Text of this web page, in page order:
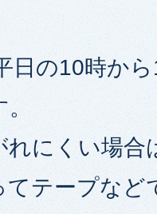
日の10時か
れにくい場合
てテープなど